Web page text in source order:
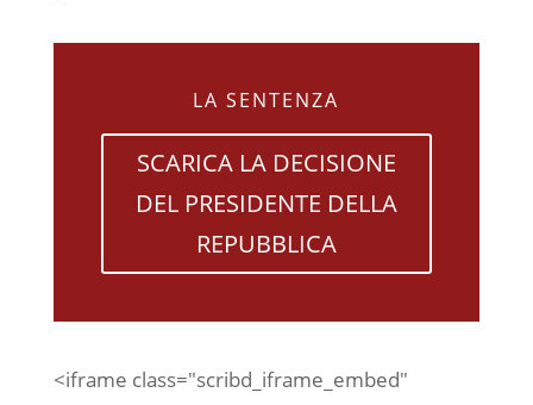
LA SENTENZA
SCARICA LA DECISIONE
DEL PRESIDENTE DELLA
REPUBBLICA
<iframe class="scribd_iframe_embed"